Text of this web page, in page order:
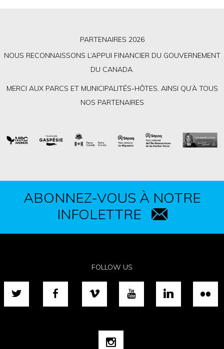
PARTENAIRES 2026
NOUS RECONNAISSONS L’APPUI FINANCIER DU GOUVERNEMENT
DU CANADA.
MERCI AUX PARCS ET MUNICIPALITÉS-HÔTES, AINSI QU’À TOUS
NOS PARTENAIRES
ABONNEZ-VOUS À NOTRE
INFOLETTRE
FOLLOW US